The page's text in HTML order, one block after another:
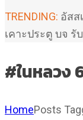
TRENDING: อัสส
เคาะประตู บจ รั
#ในหลวง
HomePosts